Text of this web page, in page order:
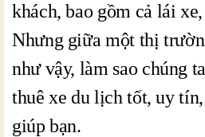
khách, bao gồm cả lái
Nhưng giữa một thị
như vậy, làm sao chúng
thuê xe du lịch tốt, uy
giúp bạn.